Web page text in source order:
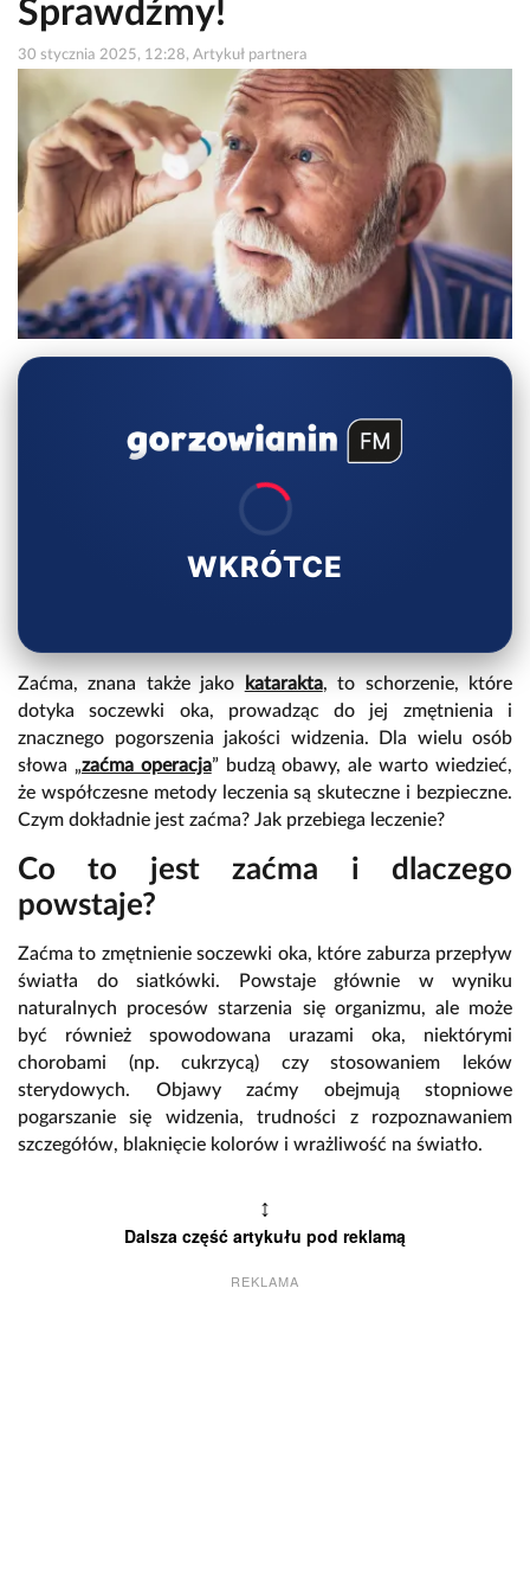
Sprawdźmy!
30 stycznia 2025, 12:28, Artykuł partnera
WKRÓTCE
Zaćma, znana także jako katarakta, to schorzenie, które
dotyka soczewki oka, prowadząc do jej zmętnienia i
znacznego pogorszenia jakości widzenia. Dla wielu osób
słowa „zaćma operacja” budzą obawy, ale warto wiedzieć,
że współczesne metody leczenia są skuteczne i bezpieczne.
Czym dokładnie jest zaćma? Jak przebiega leczenie?
Co to jest zaćma i dlaczego
powstaje?
Zaćma to zmętnienie soczewki oka, które zaburza przepływ
światła do siatkówki. Powstaje głównie w wyniku
naturalnych procesów starzenia się organizmu, ale może
być również spowodowana urazami oka, niektórymi
chorobami (np. cukrzycą) czy stosowaniem leków
sterydowych. Objawy zaćmy obejmują stopniowe
pogarszanie się widzenia, trudności z rozpoznawaniem
szczegółów, blaknięcie kolorów i wrażliwość na światło.
↕
Dalsza część artykułu pod reklamą
REKLAMA